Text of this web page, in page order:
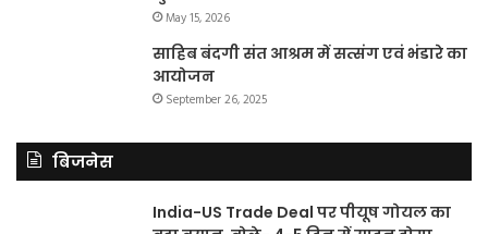
May 15, 2026
साहिब बंदगी संत आश्रम में सत्संग एवं भंडारे का
आयोजन
September 26, 2025
बिजनेस
India-US Trade Deal पर पीयूष गोयल का